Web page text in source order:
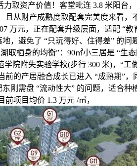
取资产价值！客堂毗连 3.8 米阳台
且从财产成熟度取配套完美度来看，
万元，正在配套升级层面，适配 “教
，避免了 “只玩得好、住得差” 的问
取栖身的均衡”：90㎡小三居是 “生
院附失实验学校(步行 300 米)，“工
的产居融合成长已进入 “成熟期”，
刚需盘 “流动性大” 的问题，适合种
项目均价 1.3 万元 /㎡，